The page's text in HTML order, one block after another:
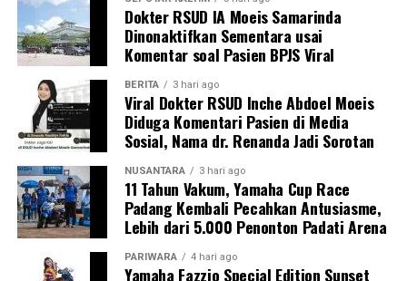
Dokter RSUD IA Moeis Samarinda
Dinonaktifkan Sementara usai
Komentar soal Pasien BPJS Viral
BERITA 3 hari ago
Viral Dokter RSUD Inche Abdoel Moeis
Diduga Komentari Pasien di Media
Sosial, Nama dr. Renanda Jadi Sorotan
NUSANTARA 3 hari ago
11 Tahun Vakum, Yamaha Cup Race
Padang Kembali Pecahkan Antusiasme,
Lebih dari 5.000 Penonton Padati Arena
PARIWARA 4 hari ago
Yamaha Fazzio Special Edition Sunset